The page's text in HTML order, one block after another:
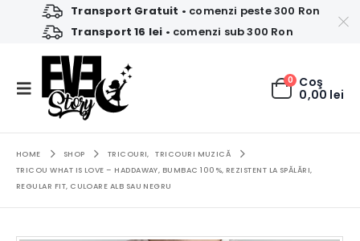
Transport Gratuit • comenzi peste 300 Ron
Transport 16 lei • comenzi sub 300 Ron
0 Coş
0,00 lei
HOME SHOP TRICOURI,
TRICOURI MUZICĂ
TRICOU WHAT IS LOVE – HADDAWAY, BUMBAC 100%, REZISTENT LA SPĂLĂRI,
REGULAR FIT, CULOARE ALB SAU NEGRU